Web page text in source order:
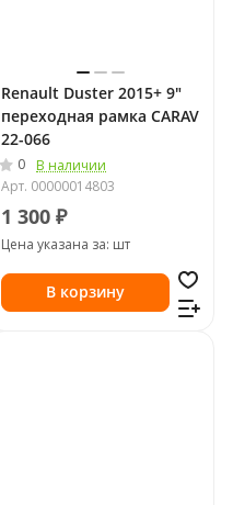
Renault Duster 2015+ 9"
переходная рамка CARAV
22-066
0
В наличии
Арт. 00000014803
1 300 ₽
Цена указана за: шт
В корзину